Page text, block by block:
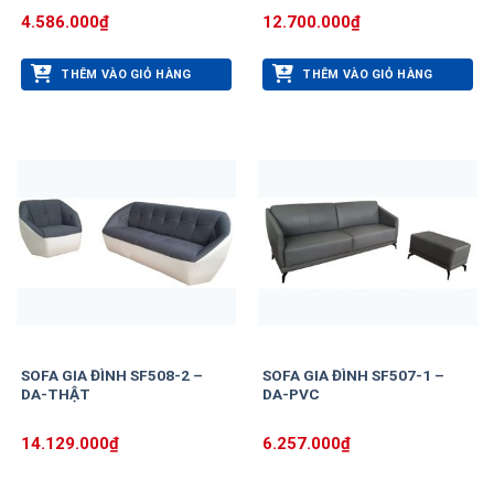
4.586.000₫
THÊM VÀO GIỎ HÀNG
12.700.000₫
THÊM VÀO GIỎ HÀNG
SOFA GIA ĐÌNH SF508-2 –
DA-THẬT
14.129.000₫
SOFA GIA ĐÌNH SF507-1 –
DA-PVC
6.257.000₫